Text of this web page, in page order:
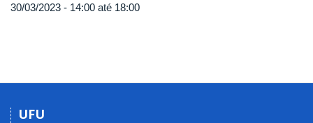
30/03/2023 - 14:00 até 18:00
UFU